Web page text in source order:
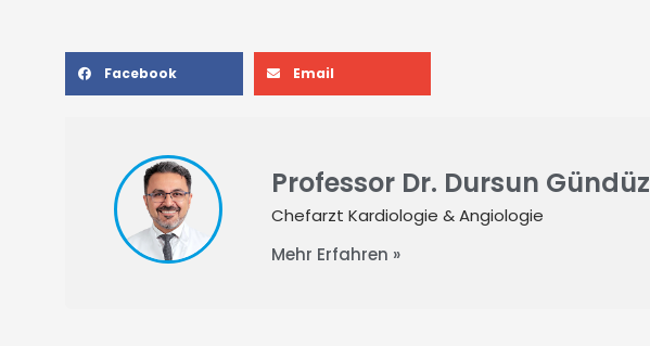
Facebook Email
Professor Dr. Dursun Gündüz
Chefarzt Kardiologie & Angiologie
Mehr Erfahren »